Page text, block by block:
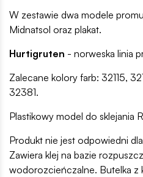
W zestawie dwa modele
Midnatsol oraz plakat.
Hurtigruten - norweska linia
Zalecane kolory farb: 32115,
32381.
Plastikowy model do sklejania
Produkt nie jest odpowiedni
Zawiera klej na bazie
wodorozcieńczalne. Butelka z